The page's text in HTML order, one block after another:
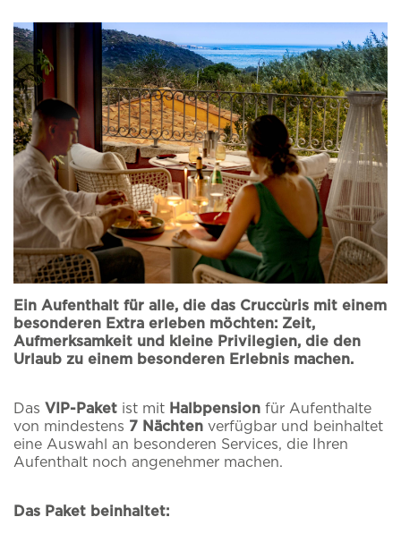
Das Cruccùris
Zimmer
Erlebnisse
Ein Aufenthalt für alle, die das Cruccùris mit einem
besonderen Extra erleben möchten: Zeit,
Aufmerksamkeit und kleine Privilegien, die den
Urlaub zu einem besonderen Erlebnis machen.
Das VIP-Paket ist mit Halbpension für Aufenthalte
von mindestens 7 Nächten verfügbar und beinhaltet
eine Auswahl an besonderen Services, die Ihren
Aufenthalt noch angenehmer machen.
Das Paket beinhaltet:
unseren Newsletter
an.
Wir senden Ihnen per E-Mail Updates zu